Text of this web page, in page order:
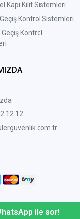
Kapı Kilit Sistemleri
Kontrol Sistemleri
Kontrol
12 12
ile sor!